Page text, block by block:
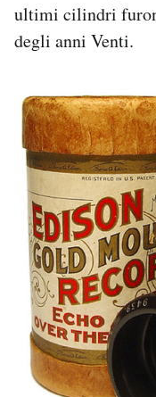
ultimi cilindri
degli anni Venti.